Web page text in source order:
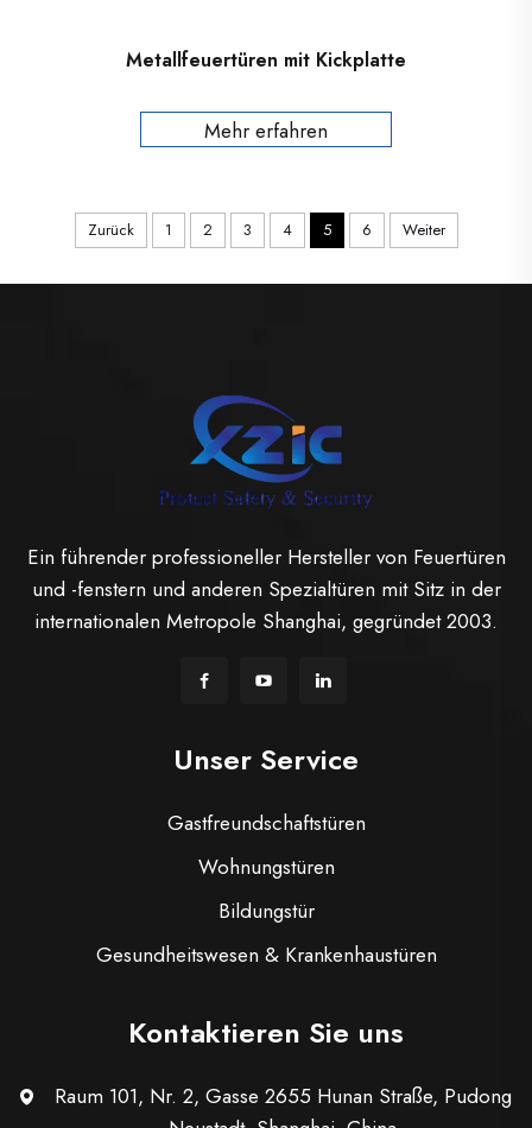
Metallfeuertüren mit Kickplatte
Mehr erfahren
Zurück 1 2 3 4 5 6 Weiter
Ein führender professioneller Hersteller von Feuertüren
und -fenstern und anderen Spezialtüren mit Sitz in der
internationalen Metropole Shanghai, gegründet 2003.
Unser Service
Gastfreundschaftstüren
Wohnungstüren
Bildungstür
Gesundheitswesen & Krankenhaustüren
Kontaktieren Sie uns
Raum 101, Nr. 2, Gasse 2655 Hunan Straße, Pudong